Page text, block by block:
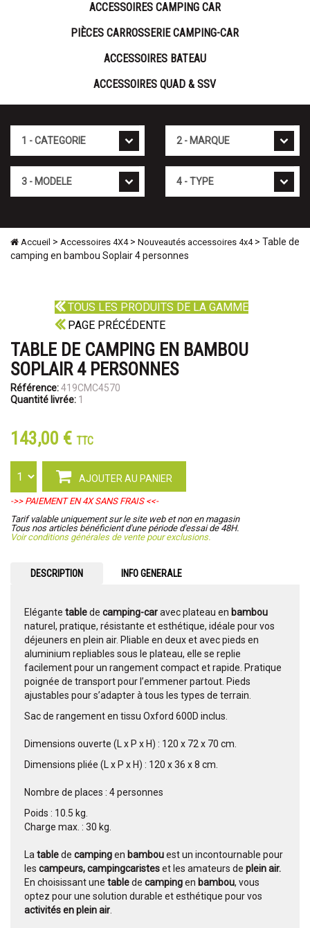
ACCESSOIRES CAMPING CAR
PIÈCES CARROSSERIE CAMPING-CAR
ACCESSOIRES BATEAU
ACCESSOIRES QUAD & SSV
Accueil > Accessoires 4X4> Nouveautés accessoires 4x4> Table de
camping en bambou Soplair 4 personnes
TOUS LES PRODUITS DE LA GAMME
PAGE PRÉCÉDENTE
TABLE DE CAMPING EN BAMBOU
SOPLAIR 4 PERSONNES
Référence:419CMC4570
Quantité livrée: 1
143,00 € TTC
AJOUTER AU PANIER
->> PAIEMENT EN 4X SANS FRAIS <<-
Tarif valable uniquement sur le site web et non en magasin
Tous nos articles bénéficient d'une période d'essai de 48H.
Voir conditions générales de vente pour exclusions.
DESCRIPTION INFO GENERALE
Elégante tablede camping-caravec plateau en bambou
naturel, pratique, résistante et esthétique, idéale pour vos
déjeuners en plein air. Pliable en deux et avec pieds en
aluminium repliables sous le plateau, elle se replie
facilement pour un rangement compact et rapide. Pratique
poignée de transport pour l’emmener partout. Pieds
ajustables pour s’adapter à tous les types de terrain.
Sac de rangement en tissu Oxford 600D inclus.
Dimensions ouverte (L x P x H) : 120 x 72 x 70 cm.
Dimensions pliée (L x P x H) : 120 x 36 x 8 cm.
Nombre de places : 4 personnes
Poids : 10.5 kg.
Charge max. : 30 kg.
La tablede campingen bambouest un incontournable pour
les campeurs, campingcaristeset les amateurs de plein air.
En choisissant une tablede campingen bambou, vous
optez pour une solution durable et esthétique pour vos
activités en plein air